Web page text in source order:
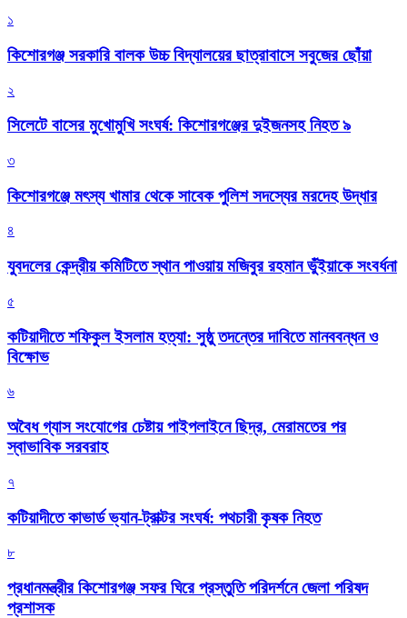
১
কিশোরগঞ্জ সরকারি বালক উচ্চ বিদ্যালয়ের ছাত্রাবাসে সবুজের ছোঁয়া
২
সিলেটে বাসের মুখোমুখি সংঘর্ষ: কিশোরগঞ্জের দুইজনসহ নিহত ৯
৩
কিশোরগঞ্জে মৎস্য খামার থেকে সাবেক পুলিশ সদস্যের মরদেহ উদ্ধার
৪
যুবদলের কেন্দ্রীয় কমিটিতে স্থান পাওয়ায় মজিবুর রহমান ভুঁইয়াকে সংবর্ধনা
৫
কটিয়াদীতে শফিকুল ইসলাম হত্যা: সুষ্ঠু তদন্তের দাবিতে মানববন্ধন ও
বিক্ষোভ
৬
অবৈধ গ্যাস সংযোগের চেষ্টায় পাইপলাইনে ছিদ্র, মেরামতের পর
স্বাভাবিক সরবরাহ
৭
কটিয়াদীতে কাভার্ড ভ্যান-ট্রাক্টর সংঘর্ষ: পথচারী কৃষক নিহত
৮
প্রধানমন্ত্রীর কিশোরগঞ্জ সফর ঘিরে প্রস্তুতি পরিদর্শনে জেলা পরিষদ
প্রশাসক